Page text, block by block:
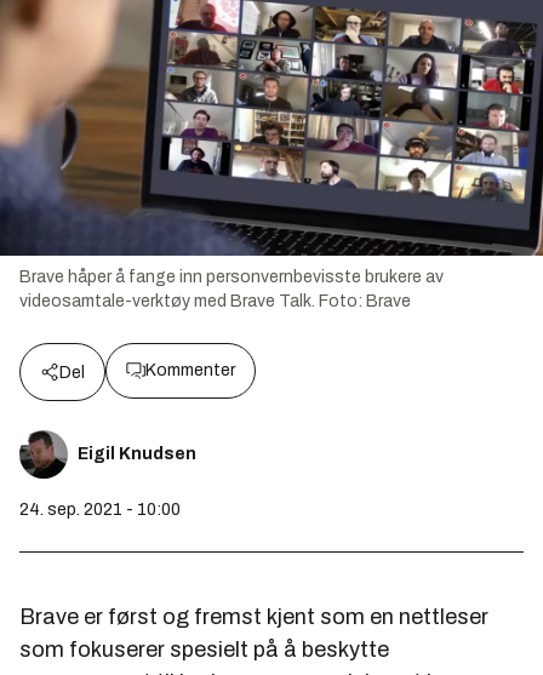
Brave håper å fange inn personvernbevisste brukere av
videosamtale-verktøy med Brave Talk. Foto: Brave
Del Kommenter
Eigil Knudsen
24. sep. 2021 - 10:00
Brave er først og fremst kjent som en nettleser
som fokuserer spesielt på å beskytte